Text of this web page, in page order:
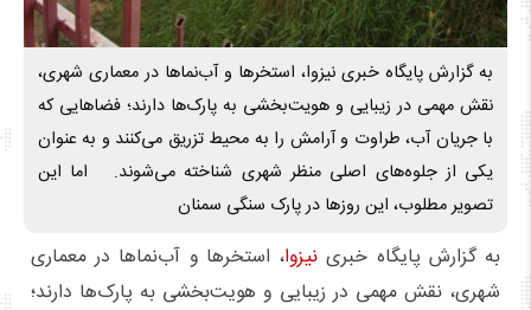
به گزارش پایگاه خبری نیزوا، استخرها و آب‌نماها در معماری شهری،
نقش مهمی در زیبایی و هویت‌بخشی به پارک‌ها دارند؛ فضاهایی که
با جریان آب، طراوت و آرامش را به محیط تزریق می‌کنند و به عنوان
یکی از جلوه‌های اصلی منظر شهری شناخته می‌شوند. اما این
تصویر مطلوب، این روزها در پارک سنگی سمنان
به گزارش پایگاه خبری نیزوا، استخرها و آب‌نماها در معماری
شهری، نقش مهمی در زیبایی و هویت‌بخشی به پارک‌ها دارند؛